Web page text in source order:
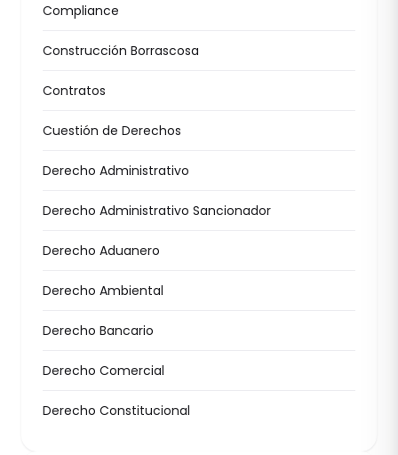
Compliance
Construcción Borrascosa
Contratos
Cuestión de Derechos
Derecho Administrativo
Derecho Administrativo Sancionador
Derecho Aduanero
Derecho Ambiental
Derecho Bancario
Derecho Comercial
Derecho Constitucional